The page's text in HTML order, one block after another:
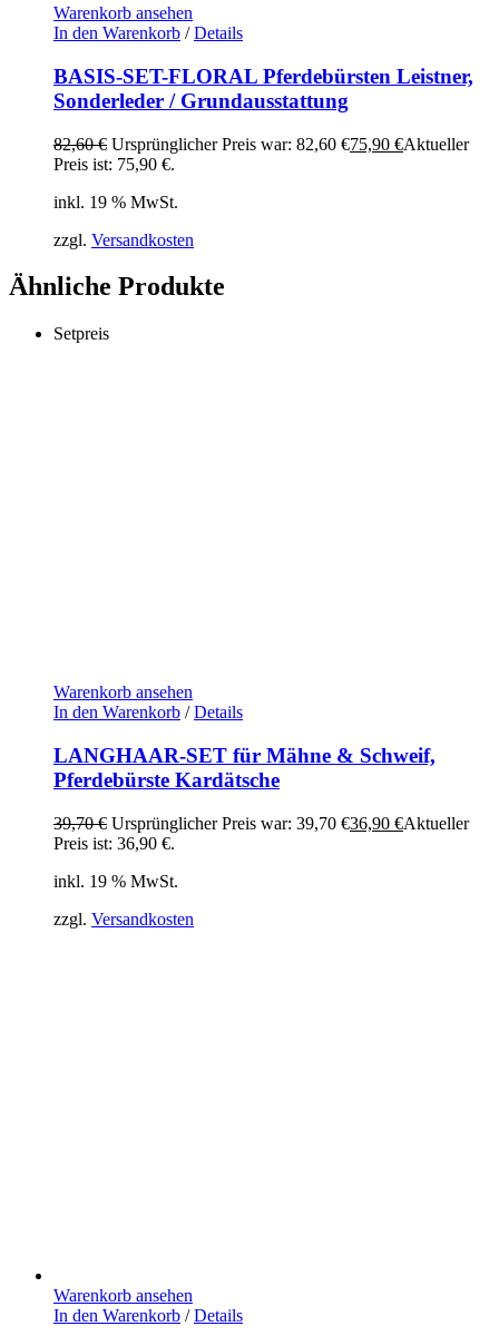
Warenkorb ansehen
In den Warenkorb / Details
BASIS-SET-FLORAL Pferdebürsten Leistner,
Sonderleder / Grundausstattung
82,60€ Ursprünglicher Preis war: 82,60 €75,90 €Aktueller
Preis ist: 75,90 €.
inkl. 19 % MwSt.
zzgl. Versandkosten
Ähnliche Produkte
Setpreis
Warenkorb ansehen
In den Warenkorb / Details
LANGHAAR-SET für Mähne & Schweif,
Pferdebürste Kardätsche
39,70€ Ursprünglicher Preis war: 39,70 €36,90 €Aktueller
Preis ist: 36,90 €.
inkl. 19 % MwSt.
zzgl. Versandkosten
Warenkorb ansehen
In den Warenkorb / Details